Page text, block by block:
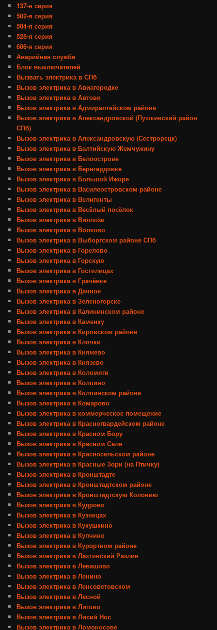
137-я серия
502-я серия
504-я серия
528-я серия
606-я серия
Аварийная служба
Блок выключателей
Вызвать электрика в СПб
Вызов электрика в Авиагородке
Вызов электрика в Автово
Вызов электрика в Адмиралтейском районе
Вызов электрика в Александровской (Пушкинский район
СПб)
Вызов электрика в Александровскую (Сестрорецк)
Вызов электрика в Балтийскую Жемчужину
Вызов электрика в Белоострове
Вызов электрика в Бернгардовке
Вызов электрика в Большой Ижоре
Вызов электрика в Василеостровском районе
Вызов электрика в Велигонты
Вызов электрика в Весёлый посёлок
Вызов электрика в Виллози
Вызов электрика в Волково
Вызов электрика в Выборгском районе СПб
Вызов электрика в Горелово
Вызов электрика в Горскую
Вызов электрика в Гостилицах
Вызов электрика в Грачёвке
Вызов электрика в Дачное
Вызов электрика в Зеленогорске
Вызов электрика в Калининском районе
Вызов электрика в Каменку
Вызов электрика в Кировском районе
Вызов электрика в Клочки
Вызов электрика в Княжево
Вызов электрика в Князево
Вызов электрика в Коломяги
Вызов электрика в Колпино
Вызов электрика в Колпинском районе
Вызов электрика в Комарово
Вызов электрика в коммерческое помещение
Вызов электрика в Красногвардейском районе
Вызов электрика в Красном Бору
Вызов электрика в Красном Селе
Вызов электрика в Красносельском районе
Вызов электрика в Красные Зори (на Птичку)
Вызов электрика в Кронштадте
Вызов электрика в Кронштадтском районе
Вызов электрика в Кронштадтскую Колонию
Вызов электрика в Кудрово
Вызов электрика в Кузнецах
Вызов электрика в Кукушкино
Вызов электрика в Купчино
Вызов электрика в Курортном районе
Вызов электрика в Лахтинский Разлив
Вызов электрика в Левашово
Вызов электрика в Ленино
Вызов электрика в Ленсоветовском
Вызов электрика в Лесной
Вызов электрика в Лигово
Вызов электрика в Лисий Нос
Вызов электрика в Ломоносове